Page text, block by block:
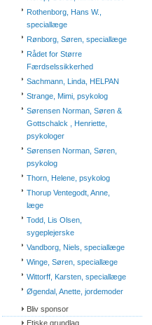
Rothenborg, Hans W.,
speciallæge
Rønborg, Søren, speciallæge
Rådet for Større
Færdselssikkerhed
Sachmann, Linda, HELPAN
Strange, Mimi, psykolog
Sørensen Norman, Søren &
Gottschalck , Henriette,
psykologer
Sørensen Norman, Søren,
psykolog
Thorn, Helene, psykolog
Thorup Ventegodt, Anne,
læge
Todd, Lis Olsen,
sygeplejerske
Vandborg, Niels, speciallæge
Winge, Søren, speciallæge
Wittorff, Karsten, speciallæge
Øgendal, Anette, jordemoder
Bliv sponsor
Etiske grundlag